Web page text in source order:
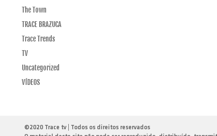
The Town
TRACE BRAZUCA
Trace Trends
TV
Uncategorized
VÍDEOS
©2020 Trace tv | Todos os direitos reservados